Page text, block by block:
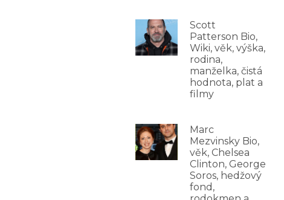
Scott
Patterson Bio,
Wiki, věk, výška,
rodina,
manželka, čistá
hodnota, plat a
filmy
Marc
Mezvinsky Bio,
věk, Chelsea
Clinton, George
Soros, hedžový
fond,